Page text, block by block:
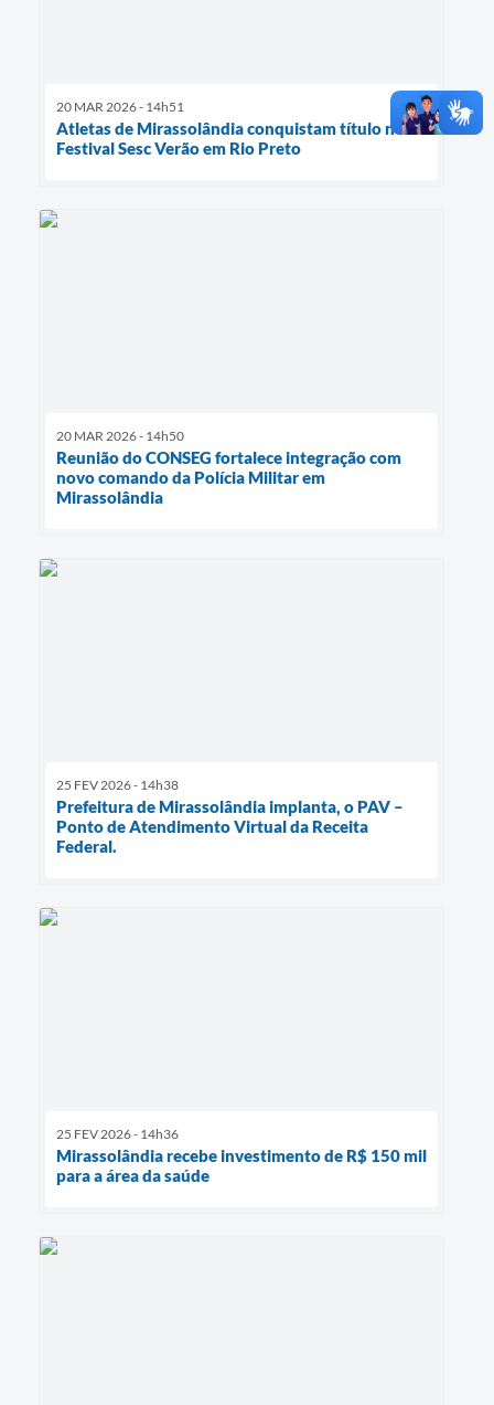
20 MAR 2026 - 14h51
Atletas de Mirassolândia conquistam título no
Festival Sesc Verão em Rio Preto
20 MAR 2026 - 14h50
Reunião do CONSEG fortalece integração com
novo comando da Polícia Militar em
Mirassolândia
25 FEV 2026 - 14h38
Prefeitura de Mirassolândia implanta, o PAV –
Ponto de Atendimento Virtual da Receita
Federal.
25 FEV 2026 - 14h36
Mirassolândia recebe investimento de R$ 150 mil
para a área da saúde